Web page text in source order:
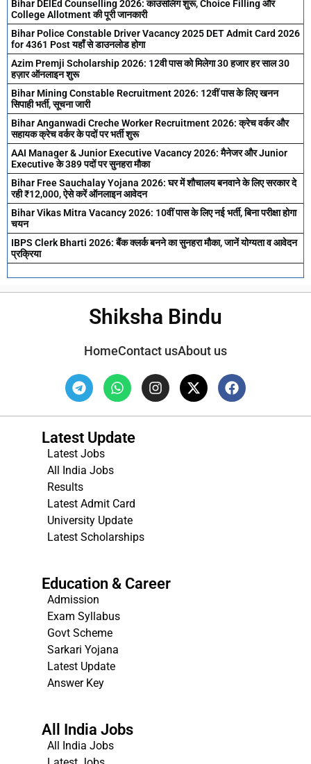
Bihar DElEd Counselling 2026: काउंसलिंग शुरू, Choice Filling और
College Allotment की पूरी जानकारी
Bihar Police Constable Driver Vacancy 2025 DET Admit Card 2026
for 4361 Post यहाँ से डाउनलोड होगा
Azim Premji Scholarship 2026: 12वी पास को मिलेगा 30 हजार हर साल 30
हज़ार ऑनलाइन शुरू
Bihar Mining Constable Recruitment 2026: 12वीं पास के लिए खनन
सिपाही भर्ती, सूचना जारी
Bihar Anganwadi Creche Worker Recruitment 2026: क्रेच वर्कर और
सहायक क्रेच वर्कर के पदों पर भर्ती शुरू
AAI Manager & Junior Executive Vacancy 2026: मैनेजर और Junior
Executive के 389 पदों पर सुनहरा मौका
Bihar Free Sauchalay Yojana 2026: घर में शौचालय बनवाने के लिए सरकार दे
रही ₹12,000, ऐसे करें ऑनलाइन आवेदन
Bihar Vikas Mitra Vacancy 2026: 10वीं पास के लिए नई भर्ती, बिना परीक्षा होगा
चयन
IBPS Clerk Bharti 2026: बैंक क्लर्क बनने का सुनहरा मौका, जानें योग्यता व आवेदन
प्रक्रिया
Shiksha Bindu
HomeContact usAbout us
Latest Update
Latest Jobs
All India Jobs
Results
Latest Admit Card
University Update
Latest Scholarships
Education & Career
Admission
Exam Syllabus
Govt Scheme
Sarkari Yojana
Latest Update
Answer Key
All India Jobs
All India Jobs